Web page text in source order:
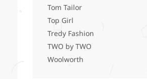
Tom Tailor
Top Girl
Tredy Fashion
TWO by TWO
Woolworth